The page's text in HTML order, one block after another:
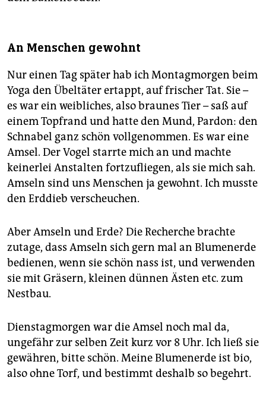
An Menschen gewohnt
Nur einen Tag später hab ich Montagmorgen beim
Yoga den Übeltäter ertappt, auf frischer Tat. Sie –
es war ein weibliches, also braunes Tier – saß auf
einem Topfrand und hatte den Mund, Pardon: den
Schnabel ganz schön vollgenommen. Es war eine
Amsel. Der Vogel starrte mich an und machte
keinerlei Anstalten fortzufliegen, als sie mich sah.
Amseln sind uns Menschen ja gewohnt. Ich musste
den Erddieb verscheuchen.
Aber Amseln und Erde? Die Recherche brachte
zutage, dass Amseln sich gern mal an Blumenerde
bedienen, wenn sie schön nass ist, und verwenden
sie mit Gräsern, kleinen dünnen Ästen etc. zum
Nestbau.
Dienstagmorgen war die Amsel noch mal da,
ungefähr zur selben Zeit kurz vor 8 Uhr. Ich ließ sie
gewähren, bitte schön. Meine Blumenerde ist bio,
also ohne Torf, und bestimmt deshalb so begehrt.